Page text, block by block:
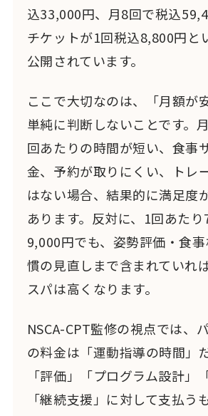
込33,000円、月8回で税込
チケットが1回税込8,800円と
公開されています。
ここで大切なのは、「月額が
単純に判断しないことです。
回あたりの時間が短い、食事
金、予約が取りにくい、トレ
はない場合、結果的に満足度
あります。反対に、1回あた
9,000円でも、姿勢評価・食
慣の見直しまで含まれていれ
スパは高くなります。
NSCA-CPT監修の視点では、
の料金は「運動指導の時間」
「評価」「プログラム設計」
「継続支援」に対して支払う